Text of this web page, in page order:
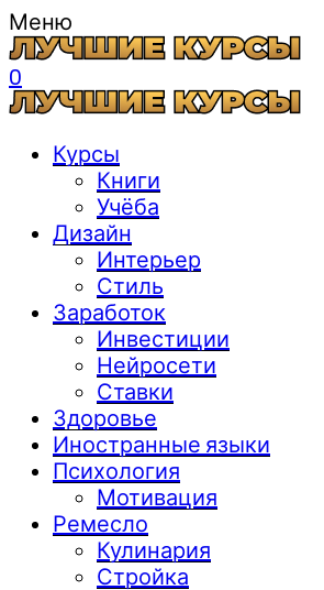
Меню
0
Курсы
Книги
Учёба
Дизайн
Интерьер
Стиль
Заработок
Инвестиции
Нейросети
Ставки
Здоровье
Иностранные языки
Психология
Мотивация
Ремесло
Кулинария
Стройка